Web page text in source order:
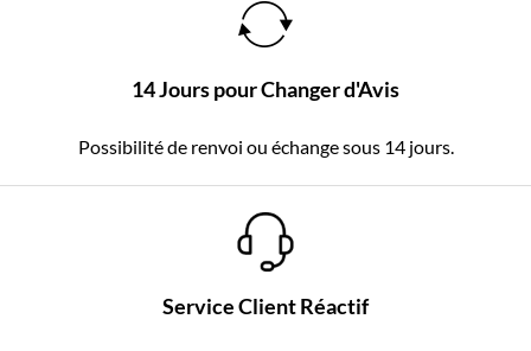
14 Jours pour Changer d'Avis
Possibilité de renvoi ou échange sous 14 jours.
Service Client Réactif